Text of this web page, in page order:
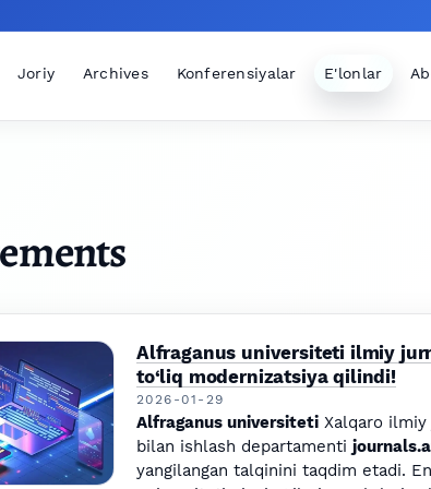
Joriy Archives Konferensiyalar E'lonlar
Alfraganus universiteti ilmiy
to‘liq modernizatsiya qilindi!
2026-01-29
Alfraganus universiteti Xalqaro
bilan ishlash departamenti
yangilangan talqinini taqdim etadi.